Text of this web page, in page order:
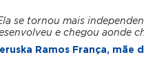
se tornou mais
e chegou aonde
Ramos França, mãe